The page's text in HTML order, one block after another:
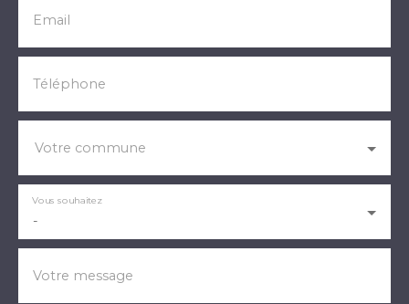
Email
Téléphone
Votre commune
-
Vous souhaitez
Votre message